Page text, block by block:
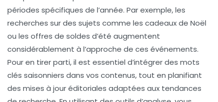
périodes spécifiques de l’année. Par exemple, les
recherches sur des sujets comme les cadeaux de Noël
ou les offres de soldes d’été augmentent
considérablement à l’approche de ces événements.
Pour en tirer parti, il est essentiel d’intégrer des mots
clés saisonniers dans vos contenus, tout en planifiant
des mises à jour éditoriales adaptées aux tendances